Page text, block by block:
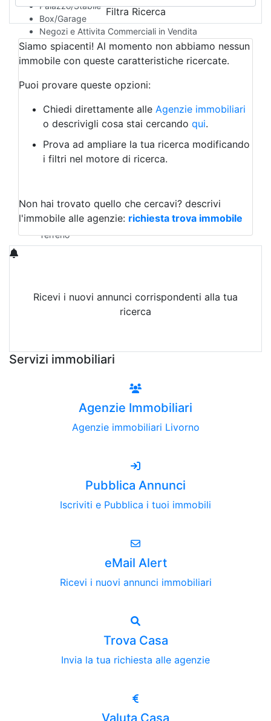
Palazzo/Stabile
Box/Garage
Negozi e Attivita Commerciali in Vendita
Qualsiasi
Attività/Licenza Commerciale
Azienda Agricola
Bar/Ristorante
Albergo
Laboratorio Artigianale
Negozio/locale commerciale
Agriturismo
Magazzini
Qualsiasi
Terreno edificabile
Terreno
Filtra Ricerca
Siamo spiacenti! Al momento non abbiamo nessun
immobile con queste caratteristiche ricercate.
Puoi provare queste opzioni:
Chiedi direttamente alle Agenzie immobiliari
o descrivigli cosa stai cercando qui.
Prova ad ampliare la tua ricerca modificando
i filtri nel motore di ricerca.
Non hai trovato quello che cercavi? descrivi
l'immobile alle agenzie: richiesta trova immobile
Ricevi i nuovi annunci corrispondenti alla tua
ricerca
Servizi immobiliari
Agenzie Immobiliari
Agenzie immobiliari Livorno
Pubblica Annunci
Iscriviti e Pubblica i tuoi immobili
eMail Alert
Ricevi i nuovi annunci immobiliari
Trova Casa
Invia la tua richiesta alle agenzie
Valuta Casa